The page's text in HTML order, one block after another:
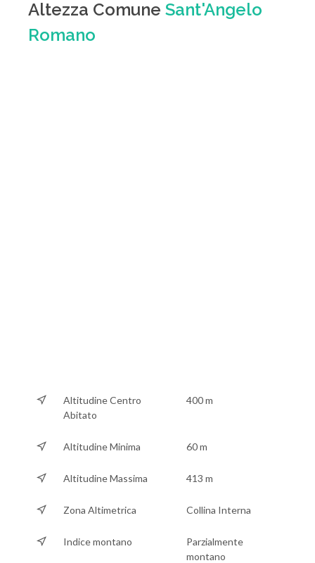
Altezza Comune Sant'Angelo
Romano
Altitudine Centro
Abitato
400 m
Altitudine Minima 60 m
Altitudine Massima 413 m
Zona Altimetrica Collina Interna
Indice montano
Parzialmente
montano